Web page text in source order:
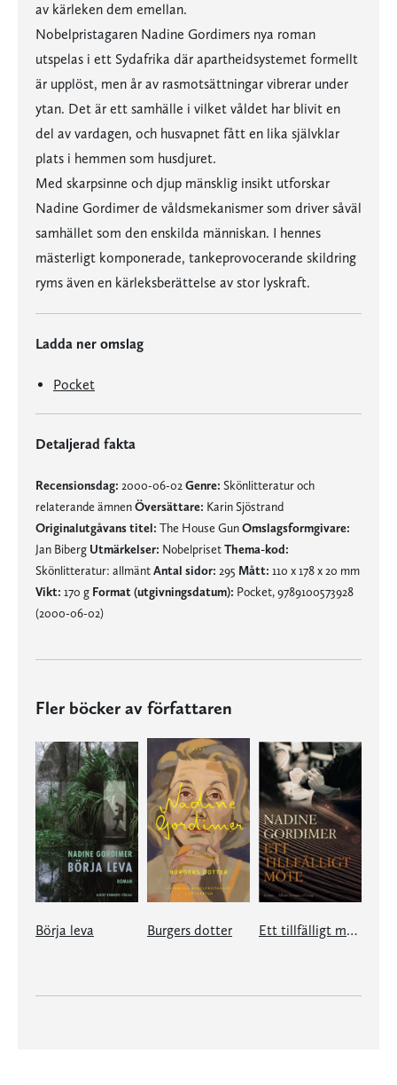
av kärleken dem emellan.
Nobelpristagaren Nadine Gordimers nya roman
utspelas i ett Sydafrika där apartheidsystemet formellt
är upplöst, men år av rasmotsättningar vibrerar under
ytan. Det är ett samhälle i vilket våldet har blivit en
del av vardagen, och husvapnet fått en lika självklar
plats i hemmen som husdjuret.
Med skarpsinne och djup mänsklig insikt utforskar
Nadine Gordimer de våldsmekanismer som driver såväl
samhället som den enskilda människan. I hennes
mästerligt komponerade, tankeprovocerande skildring
ryms även en kärleksberättelse av stor lyskraft.
Ladda ner omslag
Pocket
Detaljerad fakta
Recensionsdag: 2000-06-02 Genre: Skönlitteratur och
relaterande ämnenÖversättare: Karin Sjöstrand
Originalutgåvans titel: The House GunOmslagsformgivare:
Jan Biberg Utmärkelser: NobelprisetThema-kod:
Skönlitteratur: allmäntAntal sidor: 295 Mått: 110 x 178 x 20 mm
Vikt: 170 g Format (utgivningsdatum): Pocket, 9789100573928
(2000-06-02)
Fler böcker av författaren
Börja leva Burgers dotter Ett tillfälligt möte